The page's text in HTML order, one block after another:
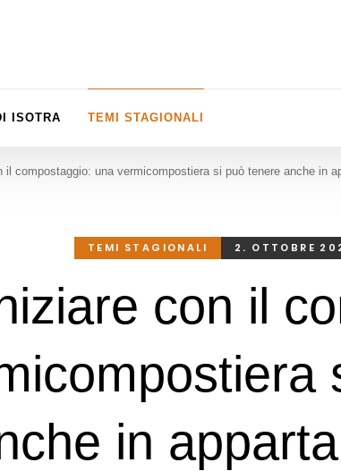
ISOTRA TEMI STAGIONALI
il compostaggio: una vermicompostiera si può tenere anche in
TEMI STAGIONALI 2. OTTOBRE
con il
in